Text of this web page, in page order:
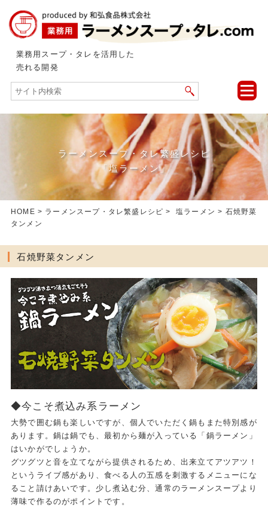
業務用スープ・タレを活用した
売れる開発
toggle
ラーメンスープ・タレ繁盛レシピ
「塩ラーメン」
HOME > ラーメンスープ・タレ繁盛レシピ >塩ラーメン > 石焼野菜
タンメン
石焼野菜タンメン
◆今こそ煮込み系ラーメン
大勢で囲む鍋も楽しいですが、個人でいただく鍋もまた特別感が
あります。鍋は鍋でも、最初から麺が入っている「鍋ラーメン」
はいかがでしょうか。
グツグツと音を立てながら提供されるため、出来立てアツアツ！
というライブ感があり、食べる人の五感を刺激するメニューにな
ること請けあいです。少し煮込む分、通常のラーメンスープより
薄味で作るのがポイントです。